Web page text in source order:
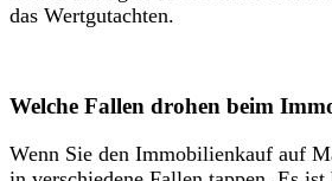
das Wertgutachten.
Welche Fallen drohen beim
Wenn Sie den Immobilienkauf auf